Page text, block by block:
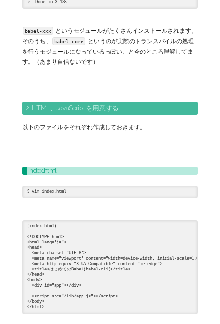
babel-xxx
というモジュールがたくさんインストールされます。
そのうち、
babel-core
というのが実際のトランスパイルの処理
を行うモジュールになっているっぽい、と今のところ理解してま
す。（あまり自信ないです）
2. HTML、JavaScript を用意する
以下のファイルをそれぞれ作成しておきます。
index.html
(index.html)
<!DOCTYPE html>
<html lang="ja">
<head>
  <meta charset="UTF-8">
  <meta name="viewport" content="width=device-width, initial-scale=1.0">
  <meta http-equiv="X-UA-Compatible" content="ie=edge">
  <title>はじめてのBabel(babel-cli)</title>
</head>
<body>
  <div id="app"></div>
  <script src="/lib/app.js"></script>
</body>